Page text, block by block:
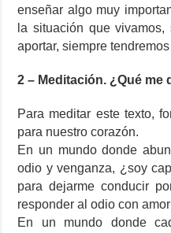
enseñar algo muy
la situación que
aportar, siempre
2 – Meditación. ¿Qué me
Para meditar este texto,
para nuestro corazón.
En un mundo donde
odio y venganza, ¿soy
para dejarme conducir
responder al odio con
En un mundo donde